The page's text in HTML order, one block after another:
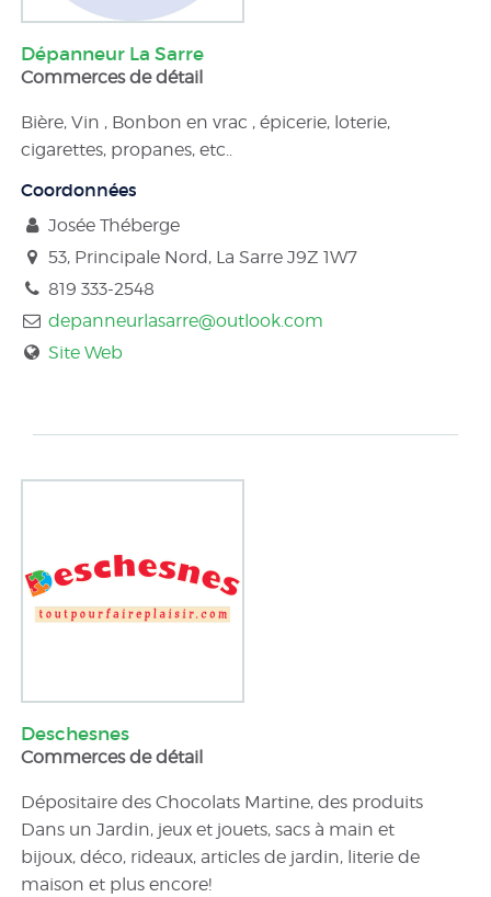
Dépanneur La Sarre
Commerces de détail
Bière, Vin , Bonbon en vrac , épicerie, loterie,
cigarettes, propanes, etc..
Coordonnées
Josée Théberge
53, Principale Nord, La Sarre J9Z 1W7
819 333-2548
depanneurlasarre@outlook.com
Site Web
Deschesnes
Commerces de détail
Dépositaire des Chocolats Martine, des produits
Dans un Jardin, jeux et jouets, sacs à main et
bijoux, déco, rideaux, articles de jardin, literie de
maison et plus encore!